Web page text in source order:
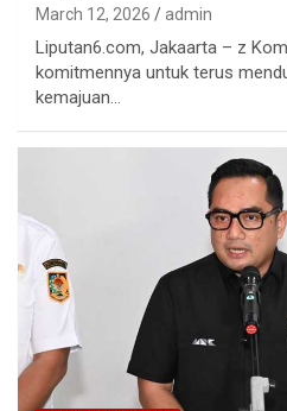
March 12, 2026 admin
Liputan6.com, Jakaarta – z
komitmennya untuk terus
kemajuan…